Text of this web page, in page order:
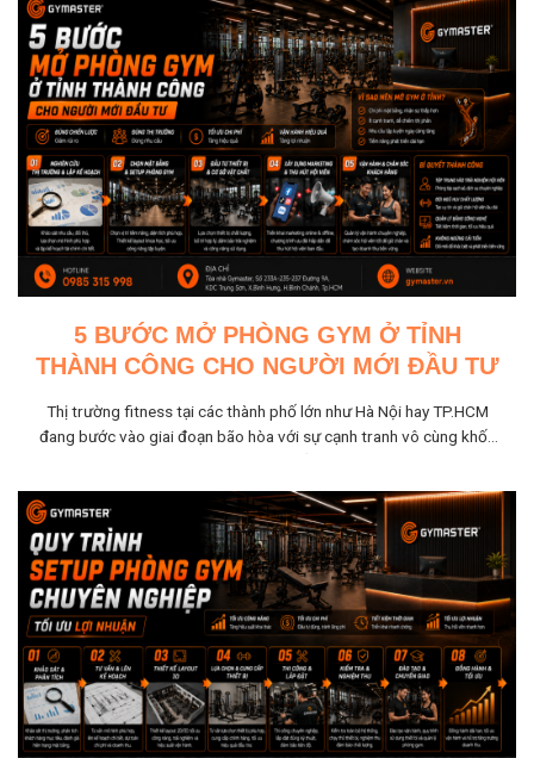
5 BƯỚC MỞ PHÒNG GYM Ở TỈNH
THÀNH CÔNG CHO NGƯỜI MỚI ĐẦU TƯ
Thị trường fitness tại các thành phố lớn như Hà Nội hay TP.HCM
đang bước vào giai đoạn bão hòa với sự cạnh tranh vô cùng khốc